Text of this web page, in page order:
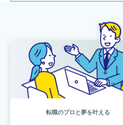
パッケージ
商品開発
ブーラン
体験記
コンテスト 販売促進
スタッフ育成
就職活動
スイーツ
IT 業界事情
講習会
潜入レポート
クリスマス
新人パティシエ
インタビュー
アンケート
働き方
フリーランス
ウェデイングケーキ
バレンタイン
転職のプロと夢を叶える